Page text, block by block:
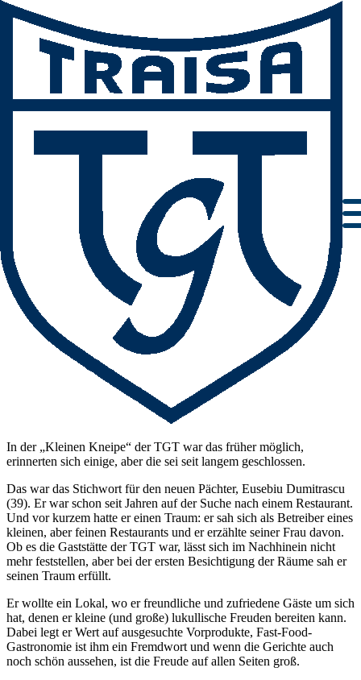
Die TGT-Gaststätte wird aromatisch
Zum 01.03. zieht ein neuer Pächter ein
In der Facebookgruppe „Mühltal wir leben gerne hier“ kam unter
Fußballfreunden die Frage auf, wo man gesellig große Spiele auf
SKY verfolgen und dabei die Geselligkeit mit einem Bier pflegen
In der „Kleinen Kneipe“ der TGT war das früher möglich,
erinnerten sich einige, aber die sei seit langem geschlossen.
Das war das Stichwort für den neuen Pächter, Eusebiu Dumitrascu
(39). Er war schon seit Jahren auf der Suche nach einem Restaurant.
Und vor kurzem hatte er einen Traum: er sah sich als Betreiber eines
kleinen, aber feinen Restaurants und er erzählte seiner Frau davon.
Ob es die Gaststätte der TGT war, lässt sich im Nachhinein nicht
mehr feststellen, aber bei der ersten Besichtigung der Räume sah er
seinen Traum erfüllt.
Er wollte ein Lokal, wo er freundliche und zufriedene Gäste um sich
hat, denen er kleine (und große) lukullische Freuden bereiten kann.
Dabei legt er Wert auf ausgesuchte Vorprodukte, Fast-Food-
Gastronomie ist ihm ein Fremdwort und wenn die Gerichte auch
noch schön aussehen, ist die Freude auf allen Seiten groß.